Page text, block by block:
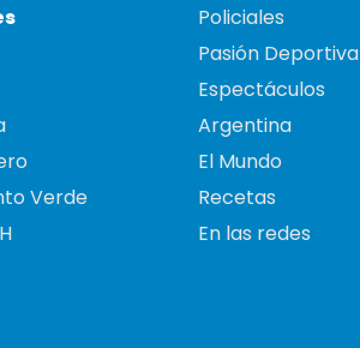
Verde
Policiales
Pasión Deportiva
Espectáculos
Argentina
El Mundo
Recetas
En las redes